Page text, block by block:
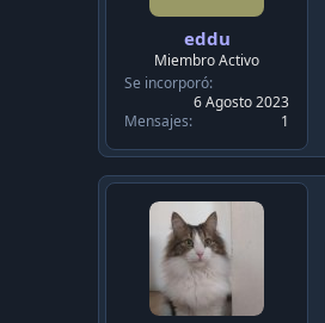
eddu
Miembro Activo
Se incorporó
6 Agosto 2023
Mensajes
1